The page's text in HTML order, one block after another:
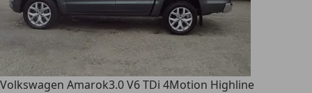
Volkswagen Amarok3.0 V6 TDi 4Motion Highline